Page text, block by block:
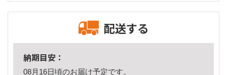
配送する
納期目安：
08月16日頃のお届け予定です。